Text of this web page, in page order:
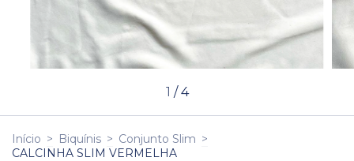
1 /4
Início > Biquínis > Conjunto Slim >
CALCINHA SLIM VERMELHA